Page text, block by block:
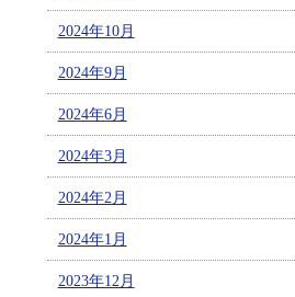
2024年10月
2024年9月
2024年6月
2024年3月
2024年2月
2024年1月
2023年12月